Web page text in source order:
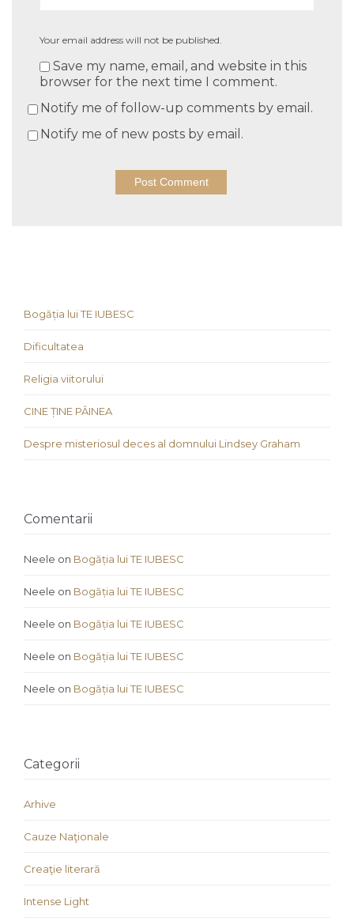
Your email address will not be published.
Save my name, email, and website in this
browser for the next time I comment.
Notify me of follow-up comments by email.
Notify me of new posts by email.
Bogăția lui TE IUBESC
Dificultatea
Religia viitorului
CINE ȚINE PÂINEA
Despre misteriosul deces al domnului Lindsey Graham
Comentarii
Neele on Bogăția lui TE IUBESC
Neele on Bogăția lui TE IUBESC
Neele on Bogăția lui TE IUBESC
Neele on Bogăția lui TE IUBESC
Neele on Bogăția lui TE IUBESC
Categorii
Arhive
Cauze Naţionale
Creaţie literară
Intense Light